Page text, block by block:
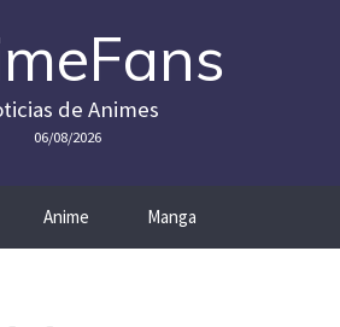
de Animes
06/08/2026
Anime Manga